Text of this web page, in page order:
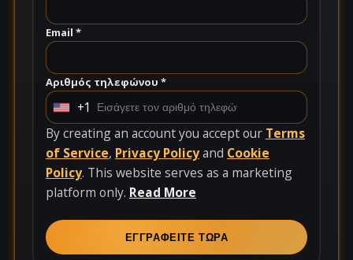
Email *
Αριθμός τηλεφώνου *
U
n
i
t
e
t
+1
By creating an account you accept our Terms
of Service, Privacy Policyand Cookie
Policy. This website serves as a marketing
platform only. Read More
ΕΓΓΡΑΦΕΙΤΕ ΤΩΡΑ